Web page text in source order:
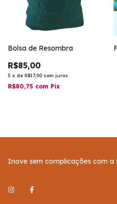
Bolsa de Resombra
R$85,00
5 x de R$17,00 sem juros
R$80,75 com Pix
Inove sem complicações com a